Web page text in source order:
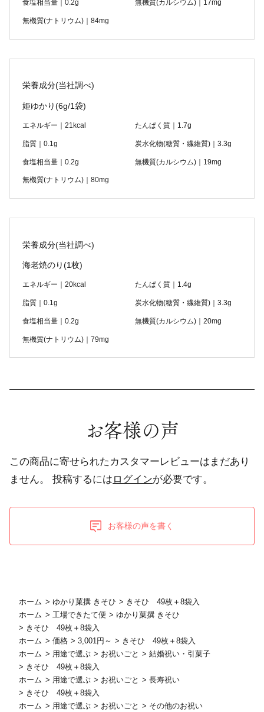
食塩相当量｜0.2g 無機質(カルシウム)｜17mg
無機質(ナトリウム)｜84mg
栄養成分(当社調べ)
姫ゆかり(6g/1袋)
エネルギー｜21kcal たんぱく質｜1.7g
脂質｜0.1g 炭水化物(糖質・繊維質)｜3.3g
食塩相当量｜0.2g 無機質(カルシウム)｜19mg
無機質(ナトリウム)｜80mg
栄養成分(当社調べ)
海老焼のり(1枚)
エネルギー｜20kcal たんぱく質｜1.4g
脂質｜0.1g 炭水化物(糖質・繊維質)｜3.3g
食塩相当量｜0.2g 無機質(カルシウム)｜20mg
無機質(ナトリウム)｜79mg
お客様の声
この商品に寄せられたカスタマーレビューはまだあり
ません。
投稿するには ログインが必要です。
お客様の声を書く
ホーム > ゆかり菓撰 きそひ > きそひ 49枚＋8袋入
ホーム > 工場できたて便 >ゆかり菓撰 きそひ
> きそひ 49枚＋8袋入
ホーム > 価格 >3,001円～ > きそひ 49枚＋8袋入
ホーム > 用途で選ぶ > お祝いごと >結婚祝い・引菓子
> きそひ 49枚＋8袋入
ホーム > 用途で選ぶ > お祝いごと >長寿祝い
> きそひ 49枚＋8袋入
ホーム > 用途で選ぶ > お祝いごと > その他のお祝い